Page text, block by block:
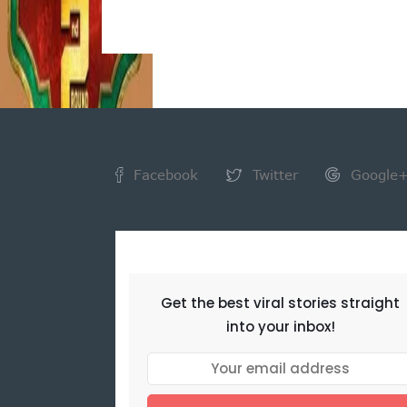
Facebook Twitter Google+
Get the best viral stories straight
into your inbox!